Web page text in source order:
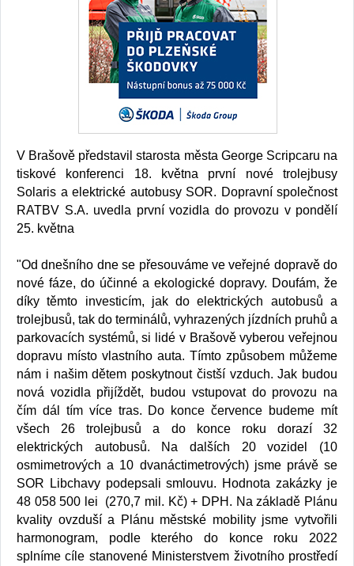
V Brašově představil starosta města George Scripcaru na
tiskové konferenci 18. května první nové trolejbusy
Solaris a elektrické autobusy SOR. Dopravní společnost
RATBV S.A. uvedla první vozidla do provozu v pondělí
25. května
"Od dnešního dne se přesouváme ve veřejné dopravě do
nové fáze, do účinné a ekologické dopravy. Doufám, že
díky těmto investicím, jak do elektrických autobusů a
trolejbusů, tak do terminálů, vyhrazených jízdních pruhů a
parkovacích systémů, si lidé v Brašově vyberou veřejnou
dopravu místo vlastního auta. Tímto způsobem můžeme
nám i našim dětem poskytnout čistší vzduch. Jak budou
nová vozidla přijíždět, budou vstupovat do provozu na
čím dál tím více tras. Do konce července budeme mít
všech 26 trolejbusů a do konce roku dorazí 32
elektrických autobusů. Na dalších 20 vozidel (10
osmimetrových a 10 dvanáctimetrových) jsme právě se
SOR Libchavy podepsali smlouvu. Hodnota zakázky je
48 058 500 lei (270,7 mil. Kč) + DPH. Na základě Plánu
kvality ovzduší a Plánu městské mobility jsme vytvořili
harmonogram, podle kterého do konce roku 2022
splníme cíle stanovené Ministerstvem životního prostředí